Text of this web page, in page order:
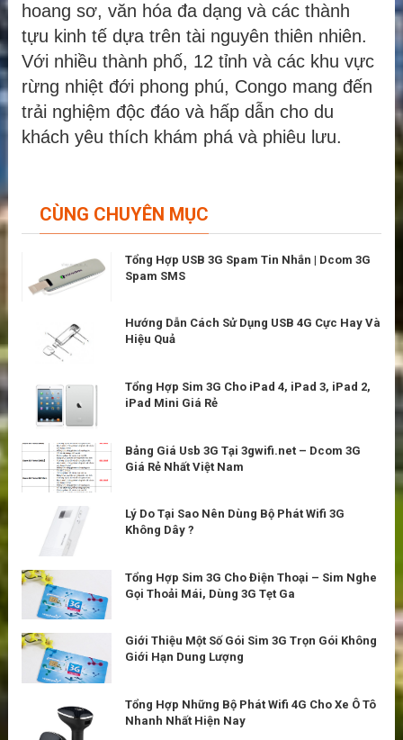
hoang sơ, văn hóa đa dạng và các thành
tựu kinh tế dựa trên tài nguyên thiên nhiên.
Với nhiều thành phố, 12 tỉnh và các khu vực
rừng nhiệt đới phong phú, Congo mang đến
trải nghiệm độc đáo và hấp dẫn cho du
khách yêu thích khám phá và phiêu lưu.
CÙNG CHUYÊN MỤC
Tổng Hợp USB 3G Spam Tin Nhắn | Dcom 3G
Spam SMS
Hướng Dẫn Cách Sử Dụng USB 4G Cực Hay Và
Hiệu Quả
Tổng Hợp Sim 3G Cho iPad 4, iPad 3, iPad 2,
iPad Mini Giá Rẻ
Bảng Giá Usb 3G Tại 3gwifi.net – Dcom 3G
Giá Rẻ Nhất Việt Nam
Lý Do Tại Sao Nên Dùng Bộ Phát Wifi 3G
Không Dây ?
Tổng Hợp Sim 3G Cho Điện Thoại – Sim Nghe
Gọi Thoải Mái, Dùng 3G Tẹt Ga
Giới Thiệu Một Số Gói Sim 3G Trọn Gói Không
Giới Hạn Dung Lượng
Tổng Hợp Những Bộ Phát Wifi 4G Cho Xe Ô Tô
Nhanh Nhất Hiện Nay